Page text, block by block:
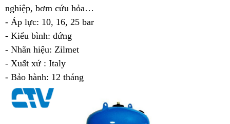
nghiệp, bơm cứu hỏa…
- Áp lực: 10, 16, 25 bar
- Kiểu bình: đứng
- Nhãn hiệu: Zilmet
- Xuất xứ : Italy
- Bảo hành: 12 tháng